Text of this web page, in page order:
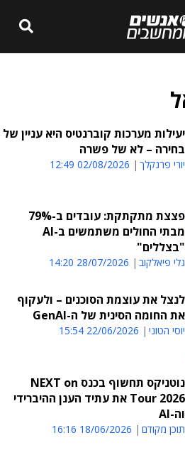
יעילות מערכות קוברנטיס היא עניין של
בחירה – לא של פשרה
יורי פרנקלך 02/08/2026 12:49
פצצת מתקתקת: עובדים ב-79%
מבתי החולים משתמשים ב-AI
"בצללים"
גלי פיאלקוב 28/07/2026 14:20
לנצל את עוצמת הסוכנים – ולעקוף
את החומה הסינית של ה-GenAI
יוסי הטוני 22/06/2026 15:54
נוטניקס תחשוף בכנס NEXT on
Tour 2026 את עתיד הענן ההיברידי
וה-AI
תוכן מקודם 18/06/2026 16:16